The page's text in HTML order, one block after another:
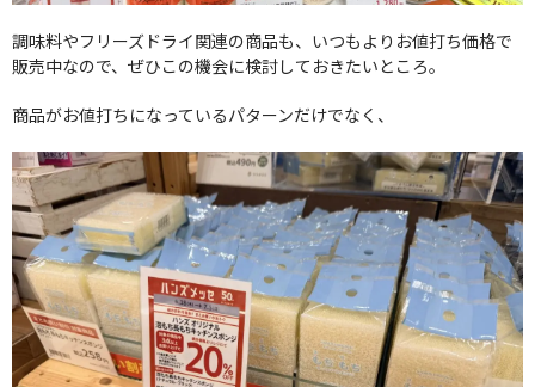
調味料やフリーズドライ関連の商品も、いつもよりお値打ち価格で
販売中なので、ぜひこの機会に検討しておきたいところ。
商品がお値打ちになっているパターンだけでなく、